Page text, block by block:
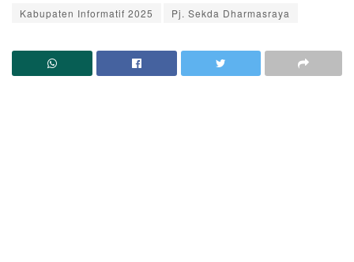
Kabupaten Informatif 2025
Pj. Sekda Dharmasraya